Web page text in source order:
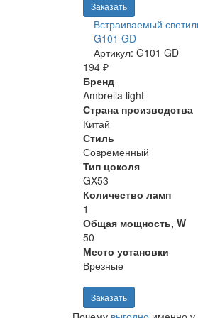
Заказать
Встраиваемый
G101 GD
Артикул: G101 GD
194 ₽
Бренд
Ambrella light
Страна производства
Китай
Стиль
Современный
Тип цоколя
GX53
Количество ламп
1
Общая мощность, W
50
Место установки
Врезные
Заказать